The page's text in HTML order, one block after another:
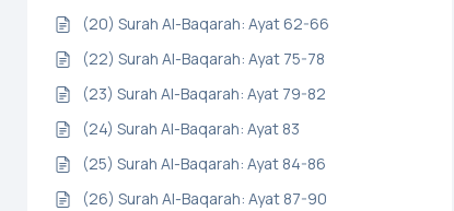
(20) Surah Al-Baqarah: Ayat 62-66
(22) Surah Al-Baqarah: Ayat 75-78
(23) Surah Al-Baqarah: Ayat 79-82
(24) Surah Al-Baqarah: Ayat 83
(25) Surah Al-Baqarah: Ayat 84-86
(26) Surah Al-Baqarah: Ayat 87-90